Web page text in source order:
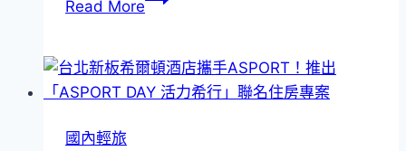
Read More
鳥
優
國內輕旅